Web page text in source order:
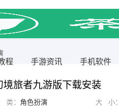
程 手游资讯 手机软件
境旅者九游版下载安装
类： 角色扮演 大 小：